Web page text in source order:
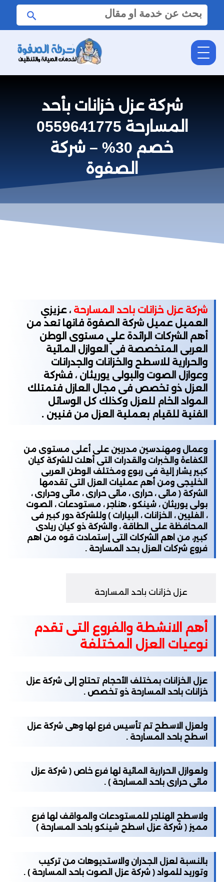
البحث
عن:
شركة عزل خزانات بأحد
المسارحة 0559641775
خصم 30% – شركة
الصفوة
شركة عزل خزانات باحد المسارحة ، عزيزي
العميل عميل شركة الصفوة فانها تعد من
أهم الشركات الرائدة علي مستوى الوطن
العربى المتخصصة فى العوازل المائية
والحرارية للاسطح والخزانات والجدرانات
وعوازل الصوت والبولى يوريثان ، فشركة
العزل ذو تخصص فى مجال العازل فتمتلك
المواد الخام للعزل وكذلك كل الوسائل
الفنية للقيام بعملية العزل من فنيين .
وعمال ومهندسين مدربين على أعلى مستوى من
الكفاءة والخبرات والقدرات التى أهلت للشركة كيان
كبير يشار إلية فى ربوع ومختلف الوطن العربى
الخليجى ومن أهم عمليات العزل التى تقدمها
الشركة ( مائى ، حرارى ، مائى حرارى ، مائى وحرارى ،
بولى يوريثان ، شينكو ، هناجر ، مستودعات ، الصوت
، الفليين ، الخزانات ، البيارات ) وللشركة دور كبير فى
المحافظة على الطاقة ، والشركة ذو كيان ريادى
كبير، من اهم الشركات التى إستمادت قوه من اهم
فروع شركات العزل بحد المسارحة .
عزل خزانات باحد المسارحة
أهم الانشطة والفروع التى تقدم
نوعيات العزل المختلفة
عزل الخزانات بمختلف الأحجام تحتاج إلى شركة عزل
خزانات باحد المسارحة ذو تخصص .
ولعزل الاسطح تم تأسيس فرع لها وهى شركة عزل
اسطح باحد المسارحة .
ولعوازل الحرارية المائية لها فرع خاص ( شركة عزل
مائى حرارى باحد المسارحة ) .
ولاسطح الهناجر للمستودعات والمواقف لها فرع
مميز ( شركة عزل اسطح شينكو باحد المسارحة )
بالنسبة لعزل الجدران والاستديوهات من تركيب
وتوريد للمواد ( شركة عزل الصوت باحد المسارحة ) .